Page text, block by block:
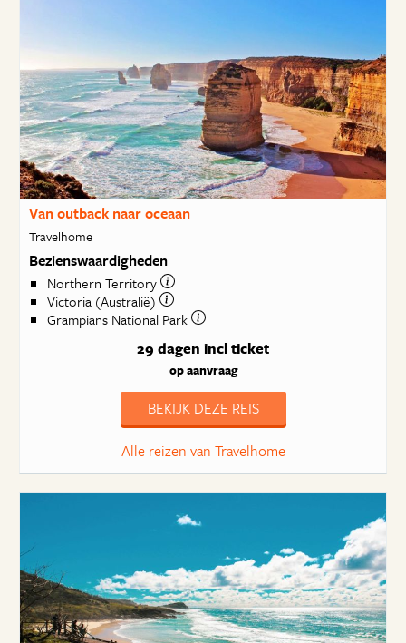
Van outback naar oceaan
Travelhome
Bezienswaardigheden
Northern Territory
Victoria (Australië)
Grampians National Park
29 dagen incl ticket
op aanvraag
BEKIJK DEZE REIS
Alle reizen van Travelhome